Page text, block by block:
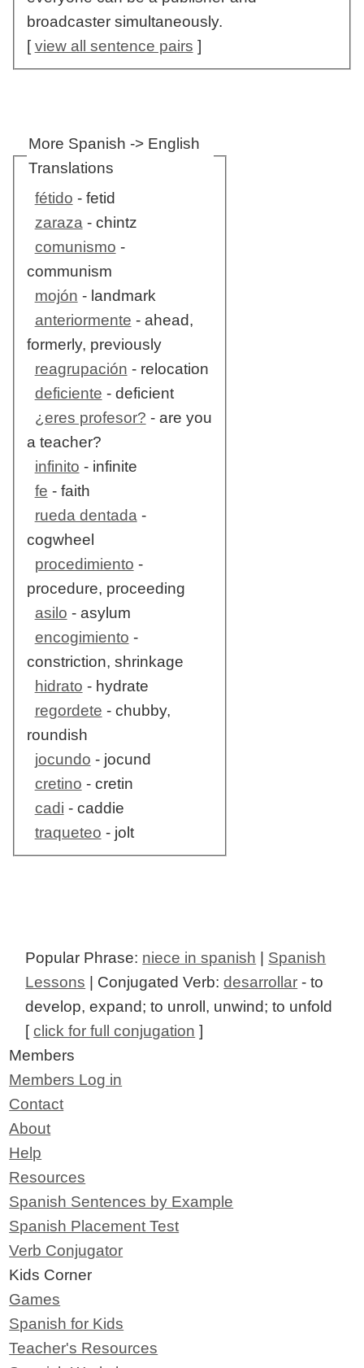
broadcaster simultaneously.
[view all sentence pairs ]
More Spanish -> English
Translations
fétido - fetid
zaraza - chintz
comunismo -
communism
mojón - landmark
anteriormente - ahead,
formerly, previously
reagrupación - relocation
deficiente - deficient
¿eres profesor? - are you
a teacher?
infinito - infinite
fe - faith
rueda dentada -
cogwheel
procedimiento -
procedure, proceeding
asilo - asylum
encogimiento -
constriction, shrinkage
hidrato - hydrate
regordete - chubby,
roundish
jocundo - jocund
cretino - cretin
cadi - caddie
traqueteo - jolt
Popular Phrase: niece in spanish
Spanish
Lessons | Conjugated Verb:desarrollar - to
develop, expand; to unroll, unwind; to unfold
[click for full conjugation ]
Members
Members Log in
Contact
About
Help
Resources
Spanish Sentences by Example
Spanish Placement Test
Verb Conjugator
Kids Corner
Games
Spanish for Kids
Teacher's Resources